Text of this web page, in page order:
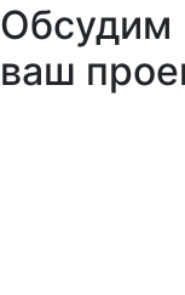
Обсудим
ваш